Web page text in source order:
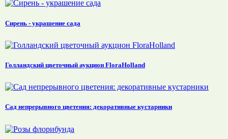
Сирень - украшение сада
Голландский цветочный аукцион FloraHolland
Сад непрерывного цветения: декоративные кустарники